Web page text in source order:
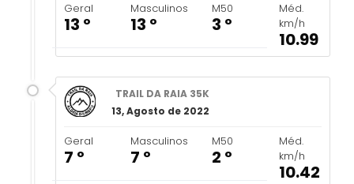
Geral
13 º
Masculinos
13 º
M50
3 º
Méd.
km/h
10.99
TRAIL DA RAIA 35K
13, Agosto de 2022
Geral
7 º
Masculinos
7 º
M50
2 º
Méd.
km/h
10.42